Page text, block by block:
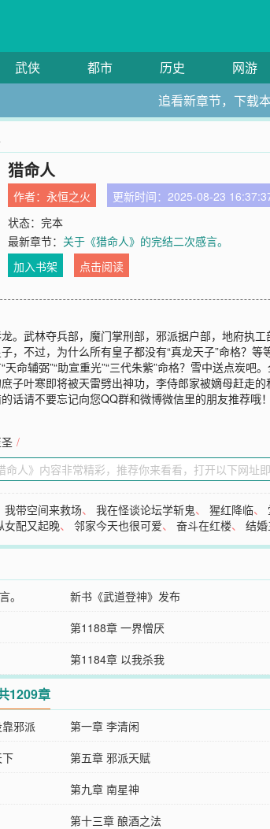
武侠 都市 历史 网游
追看新章节，下载
猎命人
作者：永恒之火 更新时间：2025-08-23
状态：完本
最新章节： 关于《猎命人》的完结二次感言。
加入书架
点击阅读
。武林夺兵部，魔门掌刑部，邪派据户部，地府执
，不过，为什么所有皇子都没有“真龙天子”命格？
命辅弼”“助宣重光”“三代朱紫”命格？雪中送点炭
子叶寒即将被天雷劈出神功，李侍郎家被嫡母赶走
话请不要忘记向您QQ群和微博微信里的朋友推荐哦！
/
我带空间来救场、我在怪谈论坛学斩鬼、猩红降临、
女配又起晚、邻家今天也很可爱、奋斗在红楼、结
。 新书《武道登神》发布
第1188章 一界憎厌
第1184章 以我杀我
1209章
邪派 第一章 李清闲
第五章 邪派天赋
第九章 南星神
第十三章 酿酒之法